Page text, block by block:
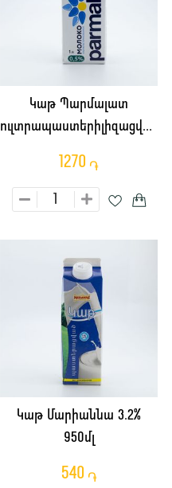
Կաթ Պարմալատ
ուլտրապաստերիլիզացված
1270 ֏
Կաթ Մարիաննա 3.2%
950մլ
540 ֏